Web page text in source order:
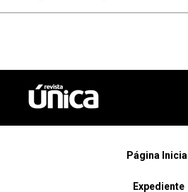
Página Inicial
Expediente